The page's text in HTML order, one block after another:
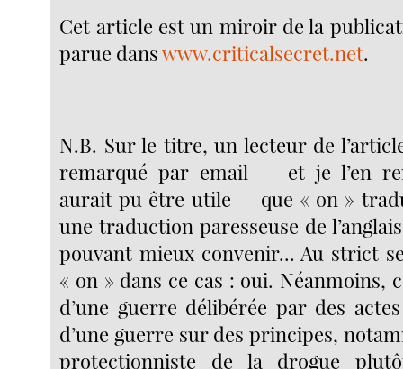
Cet article est un miroir de la
parue danswww.criticalsecret.net.
N.B. Sur le titre, un lecteur de
remarqué par email — et je l’en
aurait pu être utile — que « on »
une traduction paresseuse de
pouvant mieux convenir... Au strict
« on » dans ce cas : oui. Néanmoins,
d’une guerre délibérée par des
d’une guerre sur des principes,
protectionniste de la drogue